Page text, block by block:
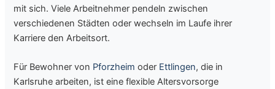
mit sich. Viele Arbeitnehmer pendeln zwischen
verschiedenen Städten oder wechseln im Laufe ihrer
Karriere den Arbeitsort.
Für Bewohner von Pforzheim oder Ettlingen, die in
Karlsruhe arbeiten, ist eine flexible Altersvorsorge